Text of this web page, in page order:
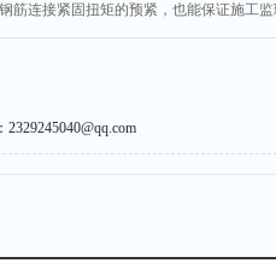
筋连接紧固扭矩的预紧，也能保证施工